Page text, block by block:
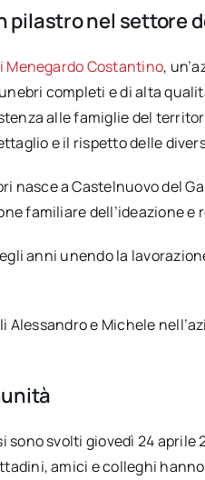
pilastro nel settore
Menegardo Costantino,
completi e di alta
alle famiglie del
e il rispetto delle
nasce a Castelnuovo del
familiare dell’ideazione
anni unendo la
Alessandro e Michele
svolti giovedì 24 aprile
amici e colleghi